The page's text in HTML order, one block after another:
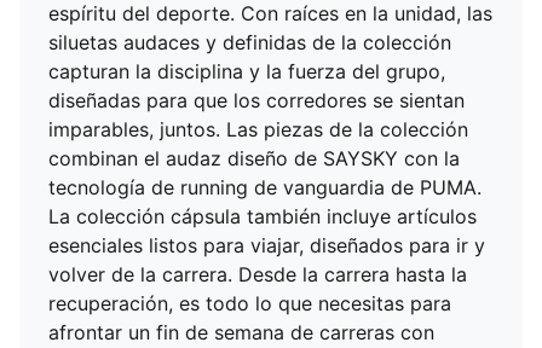
espíritu del deporte. Con raíces en la unidad, las
siluetas audaces y definidas de la colección
capturan la disciplina y la fuerza del grupo,
diseñadas para que los corredores se sientan
imparables, juntos. Las piezas de la colección
combinan el audaz diseño de SAYSKY con la
tecnología de running de vanguardia de PUMA.
La colección cápsula también incluye artículos
esenciales listos para viajar, diseñados para ir y
volver de la carrera. Desde la carrera hasta la
recuperación, es todo lo que necesitas para
afrontar un fin de semana de carreras con